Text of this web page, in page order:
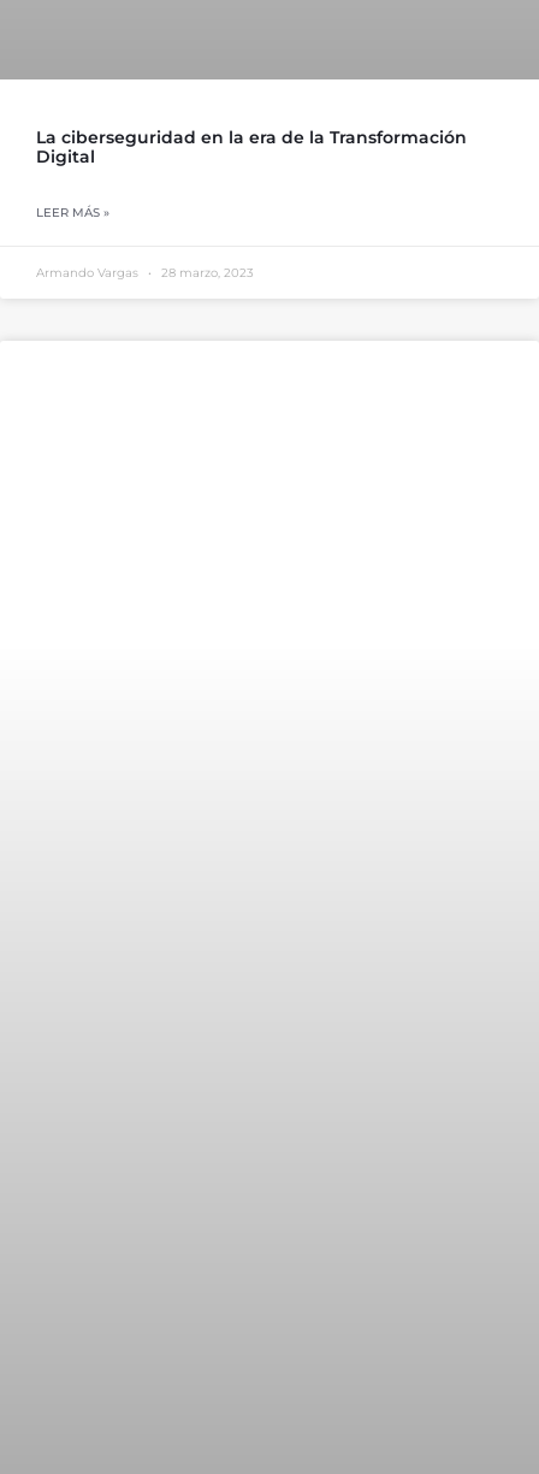
La ciberseguridad en la era de la Transformación
Digital
LEER MÁS »
Armando Vargas 28 marzo, 2023